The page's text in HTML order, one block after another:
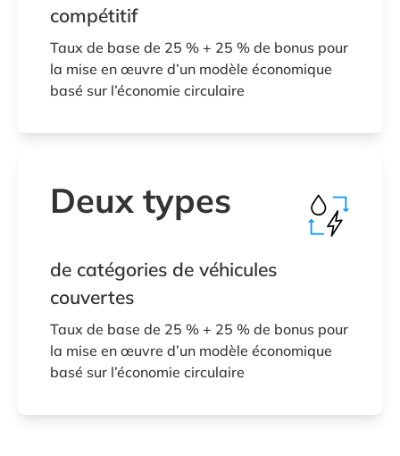
compétitif
Taux de base de 25 % + 25 % de bonus pour
la mise en œuvre d’un modèle économique
basé sur l’économie circulaire
Deux types
de catégories de véhicules
couvertes
Taux de base de 25 % + 25 % de bonus pour
la mise en œuvre d’un modèle économique
basé sur l’économie circulaire